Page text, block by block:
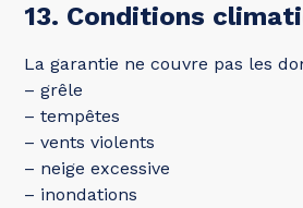
13. Conditions
La garantie ne couvre pas les
– grêle
– tempêtes
– vents violents
– neige excessive
– inondations